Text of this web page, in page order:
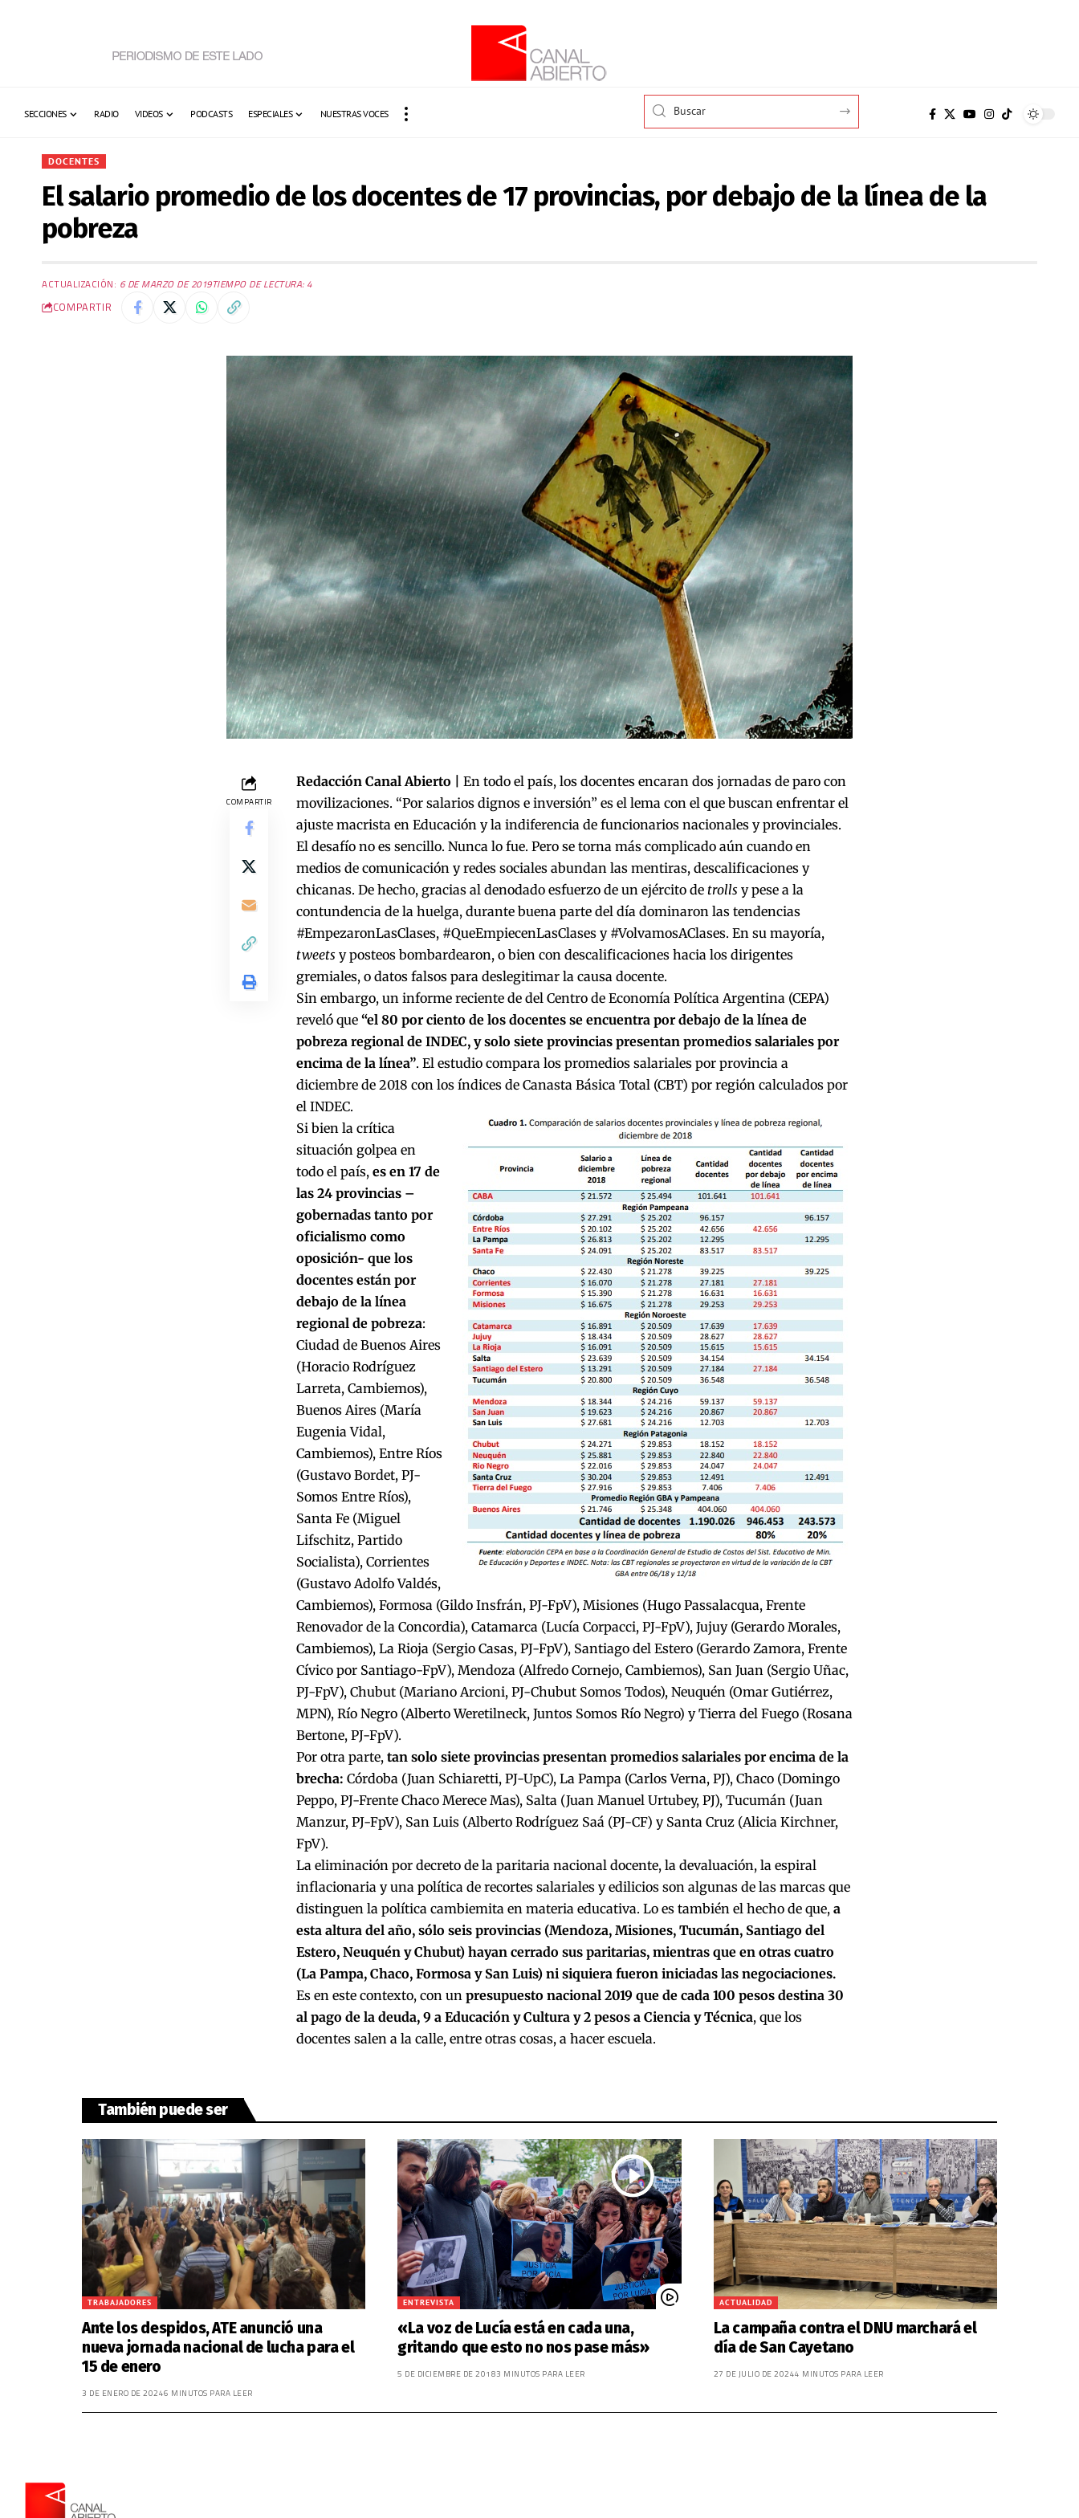
SECCIONES RADIO VIDEOS PODCASTS ESPECIALES NUESTRAS VOCES
DOCENTES
El salario promedio de los docentes de 17 provincias, por debajo de la línea de la
pobreza
ACTUALIZACIÓN: 6 DE MARZO DE 2019TIEMPO DE LECTURA: 4
COMPARTIR
COMPARTIR
Redacción Canal Abierto |
En todo el país, los docentes encaran dos jornadas de paro con
movilizaciones. “Por salarios dignos e inversión” es el lema con el que buscan enfrentar el
ajuste macrista en Educación y la indiferencia de funcionarios nacionales y provinciales.
El desafío no es sencillo. Nunca lo fue. Pero se torna más complicado aún cuando en
medios de comunicación y redes sociales abundan las mentiras, descalificaciones y
chicanas. De hecho, gracias al denodado esfuerzo de un ejército de trolls y pese a la
contundencia de la huelga, durante buena parte del día dominaron las tendencias
#EmpezaronLasClases, #QueEmpiecenLasClases y #VolvamosAClases. En su mayoría,
tweetsy posteos bombardearon, o bien con descalificaciones hacia los dirigentes
gremiales, o datos falsos para deslegitimar la causa docente.
Sin embargo, un informe reciente de del Centro de Economía Política Argentina (CEPA)
reveló que “el 80 por ciento de los docentes se encuentra por debajo de la línea de
pobreza regional de INDEC, y solo siete provincias presentan promedios salariales por
encima de la línea”. El estudio compara los promedios salariales por provincia a
diciembre de 2018 con los índices de Canasta Básica Total (CBT) por región calculados por
el INDEC.
Si bien la crítica
situación golpea en
todo el país, es en 17 de
las 24 provincias –
gobernadas tanto por
oficialismo como
oposición- que los
docentes están por
debajo de la línea
regional de pobreza:
Ciudad de Buenos Aires
(Horacio Rodríguez
Larreta, Cambiemos),
Buenos Aires (María
Eugenia Vidal,
Cambiemos), Entre Ríos
(Gustavo Bordet, PJ-
Somos Entre Ríos),
Santa Fe (Miguel
Lifschitz, Partido
Socialista), Corrientes
(Gustavo Adolfo Valdés,
Cambiemos), Formosa (Gildo Insfrán, PJ-FpV), Misiones (Hugo Passalacqua, Frente
Renovador de la Concordia), Catamarca (Lucía Corpacci, PJ-FpV), Jujuy (Gerardo Morales,
Cambiemos), La Rioja (Sergio Casas, PJ-FpV), Santiago del Estero (Gerardo Zamora, Frente
Cívico por Santiago-FpV), Mendoza (Alfredo Cornejo, Cambiemos), San Juan (Sergio Uñac,
PJ-FpV), Chubut (Mariano Arcioni, PJ-Chubut Somos Todos), Neuquén (Omar Gutiérrez,
MPN), Río Negro (Alberto Weretilneck, Juntos Somos Río Negro) y Tierra del Fuego (Rosana
Bertone, PJ-FpV).
Por otra parte, tan solo siete provincias presentan promedios salariales por encima de la
brecha: Córdoba (Juan Schiaretti, PJ-UpC), La Pampa (Carlos Verna, PJ), Chaco (Domingo
Peppo, PJ-Frente Chaco Merece Mas), Salta (Juan Manuel Urtubey, PJ), Tucumán (Juan
Manzur, PJ-FpV), San Luis (Alberto Rodríguez Saá (PJ-CF) y Santa Cruz (Alicia Kirchner,
FpV).
La eliminación por decreto de la paritaria nacional docente, la devaluación, la espiral
inflacionaria y una política de recortes salariales y edilicios son algunas de las marcas que
distinguen la política cambiemita en materia educativa. Lo es también el hecho de que, a
esta altura del año, sólo seis provincias (Mendoza, Misiones, Tucumán, Santiago del
Estero, Neuquén y Chubut) hayan cerrado sus paritarias, mientras que en otras cuatro
(La Pampa, Chaco, Formosa y San Luis) ni siquiera fueron iniciadas las negociaciones.
Es en este contexto, con un presupuesto nacional 2019 que de cada 100 pesos destina 30
al pago de la deuda, 9 a Educación y Cultura y 2 pesos a Ciencia y Técnica, que los
docentes salen a la calle, entre otras cosas, a hacer escuela.
También puede ser
TRABAJADORES
Ante los despidos, ATE anunció una
nueva jornada nacional de lucha para el
15 de enero
3 DE ENERO DE 20246 MINUTOS PARA LEER
ENTREVISTA
«La voz de Lucía está en cada una,
gritando que esto no nos pase más»
5 DE DICIEMBRE DE 20183 MINUTOS PARA LEER
ACTUALIDAD
La campaña contra el DNU marchará el
día de San Cayetano
27 DE JULIO DE 20244 MINUTOS PARA LEER